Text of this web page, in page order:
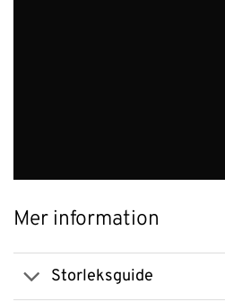
Mer information
Storleksguide